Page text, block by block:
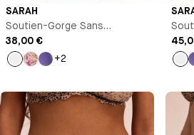
SARAH
Soutien-Gorge Sans
Armature
38,00 €
+2